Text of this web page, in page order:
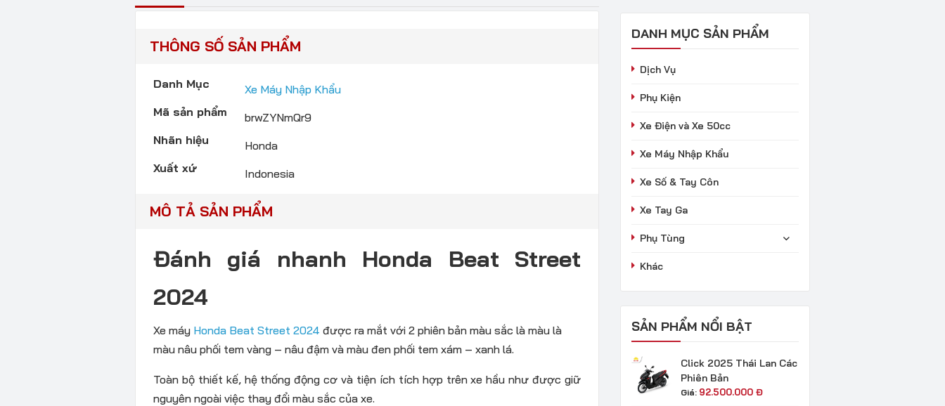
THÔNG SỐ SẢN PHẨM
Danh Mục
Xe Máy Nhập Khẩu
Mã sản phẩm
brwZYNmQr9
Nhãn hiệu
Honda
Xuất xứ
Indonesia
MÔ TẢ SẢN PHẨM
Đánh giá nhanh Honda Beat Street
2024
Xe máy Honda Beat Street 2024 được ra mắt với 2 phiên bản màu sắc là màu là
màu nâu phối tem vàng – nâu đậm và màu đen phối tem xám – xanh lá.
Toàn bộ thiết kế, hệ thống động cơ và tiện ích tích hợp trên xe hầu như được giữ
nguyên ngoài việc thay đổi màu sắc của xe.
DANH MỤC SẢN PHẨM
Dịch Vụ
Phụ Kiện
Xe Điện và Xe 50cc
Xe Máy Nhập Khẩu
Xe Số & Tay Côn
Xe Tay Ga
Phụ Tùng
Khác
SẢN PHẨM NỔI BẬT
Click 2025 Thái Lan Các
Phiên Bản
Giá: 92.500.000 Đ